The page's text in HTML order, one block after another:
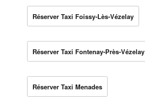
Réserver Taxi Foissy-Lès-Vézelay
Réserver Taxi Fontenay-Près-Vézelay
Réserver Taxi Menades